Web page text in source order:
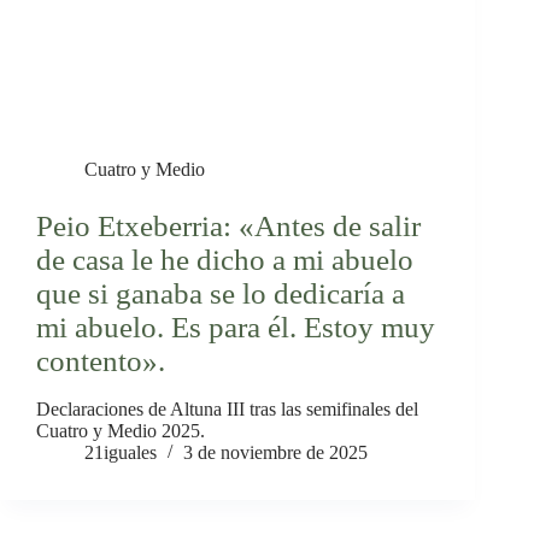
Cuatro y Medio
Peio Etxeberria: «Antes de salir
de casa le he dicho a mi abuelo
que si ganaba se lo dedicaría a
mi abuelo. Es para él. Estoy muy
contento».
Declaraciones de Altuna III tras las semifinales del
Cuatro y Medio 2025.
21iguales
3 de noviembre de 2025